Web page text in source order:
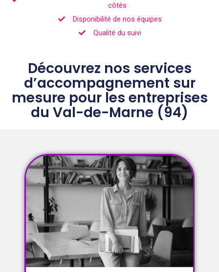
côtés
Disponibilité de nos équipes
Qualité du suivi
Découvrez nos services
d’accompagnement sur
mesure pour les entreprises
du Val-de-Marne (94)